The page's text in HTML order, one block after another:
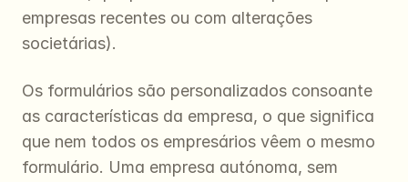
empresas recentes ou com alterações
societárias).
Os formulários são personalizados consoante
as características da empresa, o que significa
que nem todos os empresários vêem o mesmo
formulário. Uma empresa autónoma, sem